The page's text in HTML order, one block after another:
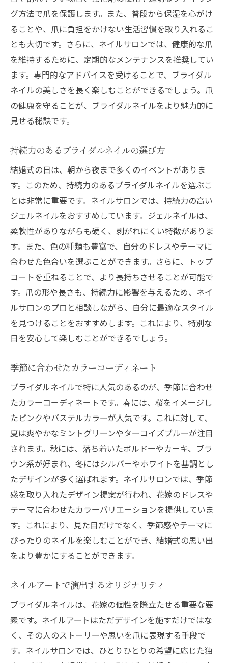
準備期間に合わせたスケジュール管理
ブライダルネイルの選択肢を広げるための
ヒント
サロンスタッフとの信頼関係の築き方
ブライダルプランとネイルデザインの連動
理想の仕上がりを迎えるための事前ケア
ブライダルネイルの魅力を引き出すネイルサロ
ン体験
ブライダルネイルにぴったりのデザイン選
び
ネイルサロンでの特別な体験がもたらす効
果
オーダーメイドのデザインで個性を表現
スタッフの技術力が叶える理想のネイル
ブライダルコーディネートに合わせたカラ
ー提案
ネイルサロンが教えるブライダルネイルデザイ
ンの選び方
ドレスにマッチするネイルデザインの秘訣
季節感を取り入れたネイルアートのアイデ
人気のデザインとその特徴
シンプルから豪華まで選べる幅広いスタイ
ル
予算に応じた最適なデザイン選択
サロンスタッフのおすすめデザインリスト
ネイルサロンでのブライダルネイルの魅力的な
ヒント
爪に優しい素材の選び方とケア法
トレンドを取り入れた最新デザイン
オーダーメイドで叶える理想のスタイル
ナチュラルな美しさを引き出すテクニック
カラーコーディネートで表現する個性
特別な日のネイルサロン体験がもたらす感動の
瞬間
サロンでのリラックスと癒しのひととき
プロによる丁寧な施術の流れ
グ方法で爪を保護します。また、普段から保湿を心がけ
ることや、爪に負担をかけない生活習慣を取り入れるこ
とも大切です。さらに、ネイルサロンでは、健康的な爪
を維持するために、定期的なメンテナンスを推奨してい
ます。専門的なアドバイスを受けることで、ブライダル
ネイルの美しさを長く楽しむことができるでしょう。爪
の健康を守ることが、ブライダルネイルをより魅力的に
見せる秘訣です。
持続力のあるブライダルネイルの選び方
結婚式の日は、朝から夜まで多くのイベントがありま
す。このため、持続力のあるブライダルネイルを選ぶこ
とは非常に重要です。ネイルサロンでは、持続力の高い
ジェルネイルをおすすめしています。ジェルネイルは、
柔軟性がありながらも硬く、剥がれにくい特徴がありま
す。また、色の種類も豊富で、自分のドレスやテーマに
合わせた色合いを選ぶことができます。さらに、トップ
コートを重ねることで、より長持ちさせることが可能で
す。爪の形や長さも、持続力に影響を与えるため、ネイ
ルサロンのプロと相談しながら、自分に最適なスタイル
を見つけることをおすすめします。これにより、特別な
日を安心して楽しむことができるでしょう。
季節に合わせたカラーコーディネート
ブライダルネイルで特に人気のあるのが、季節に合わせ
たカラーコーディネートです。春には、桜をイメージし
たピンクやパステルカラーが人気です。これに対して、
夏は爽やかなミントグリーンやターコイズブルーが注目
されます。秋には、落ち着いたボルドーやカーキ、ブラ
ウン系が好まれ、冬にはシルバーやホワイトを基調とし
たデザインが多く選ばれます。ネイルサロンでは、季節
感を取り入れたデザイン提案が行われ、花嫁のドレスや
テーマに合わせたカラーバリエーションを提供していま
す。これにより、見た目だけでなく、季節感やテーマに
ぴったりのネイルを楽しむことができ、結婚式の思い出
をより豊かにすることができます。
ネイルアートで演出するオリジナリティ
ブライダルネイルは、花嫁の個性を際立たせる重要な要
素です。ネイルアートはただデザインを施すだけではな
く、その人のストーリーや思いを爪に表現する手段で
す。ネイルサロンでは、ひとりひとりの希望に応じた独